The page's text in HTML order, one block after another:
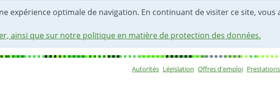
expérience optimale de navigation. En continuant de visiter ce site,
ainsi que sur notre politique en matière de protection des données.
Autorités Législation Offres d'emploi Prestations